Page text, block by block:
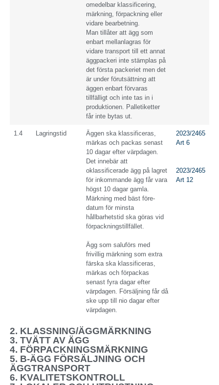
omedelbar klassificering,
märkning, förpackning eller
vidare bearbetning.
Man tillåter att ägg som
enbart mellanlagras för
vidare transport till ett annat
äggpackeri inte stämplas på
det första packeriet men det
är under förutsättning att
äggen enbart förvaras
tillfälligt och inte tas in i
produktionen. Palletiketter
får inte bytas ut.
1.4 Lagringstid
Äggen ska klassificeras,
märkas och packas senast
10 dagar efter värpdagen.
Det innebär att
oklassificerade ägg på lagret
för inkommande ägg får vara
högst 10 dagar gamla.
Märkning med bäst före-
datum för minsta
hållbarhetstid ska göras vid
förpackningstillfället.
Ägg som saluförs med
frivillig märkning som extra
färska ska klassificeras,
märkas och förpackas
senast fyra dagar efter
värpdagen. Försäljning får då
ske upp till nio dagar efter
värpdagen.
2023/2465
Art 6
2023/2465
Art 12
2. KLASSNING/ÄGGMÄRKNING
3. TVÄTT AV ÄGG
4. FÖRPACKNINGSMÄRKNING
5. B-ÄGG FÖRSÄLJNING OCH
ÄGGTRANSPORT
6. KVALITETSKONTROLL